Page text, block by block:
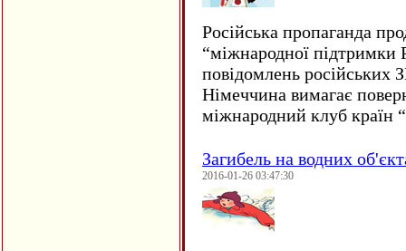
Російська пропаганда
“міжнародної підтримки
повідомлень російських
Німеччина вимагає
міжнародний клуб країн
Загибель на водних
2016-01-26 03:47:30